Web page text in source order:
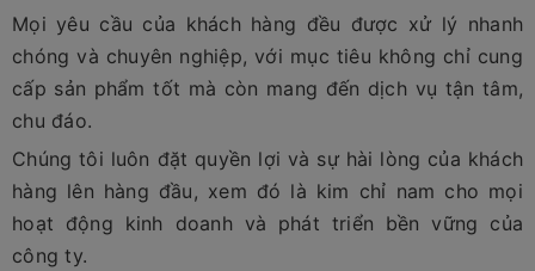
Mọi yêu cầu của khách hàng đều được xử lý nhanh
chóng và chuyên nghiệp, với mục tiêu không chỉ cung
cấp sản phẩm tốt mà còn mang đến dịch vụ tận tâm,
chu đáo.
Chúng tôi luôn đặt quyền lợi và sự hài lòng của khách
hàng lên hàng đầu, xem đó là kim chỉ nam cho mọi
hoạt động kinh doanh và phát triển bền vững của
công ty.